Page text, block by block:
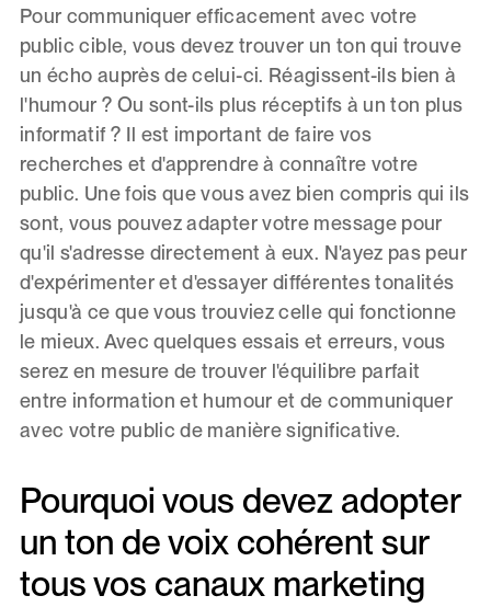
Pour communiquer efficacement avec votre
public cible, vous devez trouver un ton qui trouve
un écho auprès de celui-ci. Réagissent-ils bien à
l'humour ? Ou sont-ils plus réceptifs à un ton plus
informatif ? Il est important de faire vos
recherches et d'apprendre à connaître votre
public. Une fois que vous avez bien compris qui ils
sont, vous pouvez adapter votre message pour
qu'il s'adresse directement à eux. N'ayez pas peur
d'expérimenter et d'essayer différentes tonalités
jusqu'à ce que vous trouviez celle qui fonctionne
le mieux. Avec quelques essais et erreurs, vous
serez en mesure de trouver l'équilibre parfait
entre information et humour et de communiquer
avec votre public de manière significative.
Pourquoi vous devez adopter
un ton de voix cohérent sur
tous vos canaux marketing